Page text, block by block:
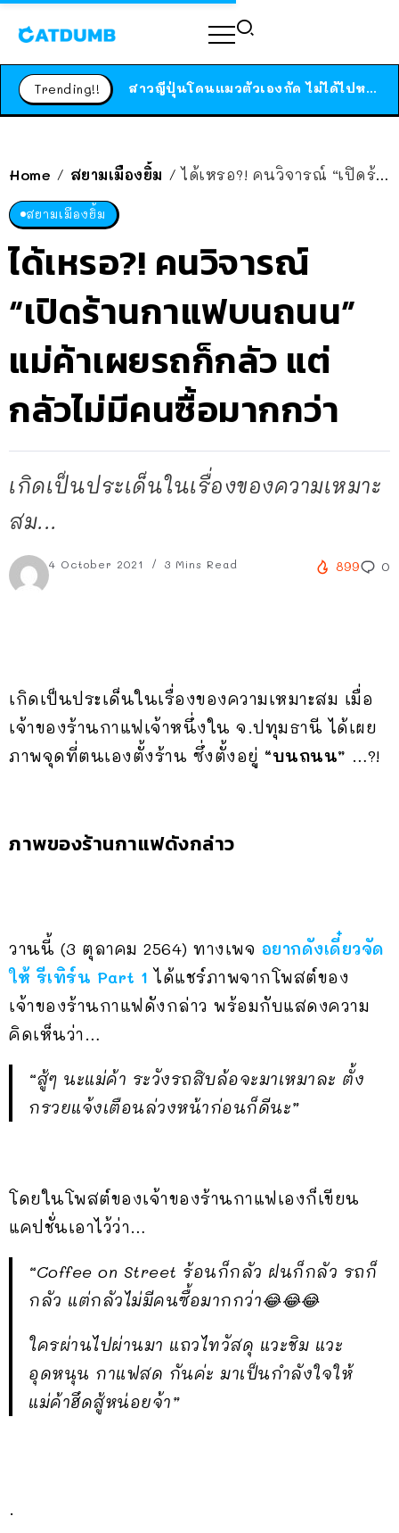
Trending!! ได้เวลาเด็กหนวดรวมตัว RF Online Next เปิดให้เล่นแล้ว เกม Sci-Fi MMORPG ระดับตำนาน เล่นได้ทั้งมือถือและ PC
สาวญี่ปุ่นโดนแมวตัวเองกัด ไม่ได้ไปหาหมอตั้งแต่เนิ่นๆ สุดท้ายขาบวม กลายเป็นโรคเนื้อเน่า เตือนทาสแมวทั้งหลายให้ระวัง
Home / สยามเมืองยิ้ม / ได้เหรอ?! คนวิจารณ์ “เปิดร้านกาแฟบนถนน” แม่ค้าเผยรถก็กลัว แต่กลัวไม่มีคนซื้อมากกว่า
สยามเมืองยิ้ม
ได้เหรอ?! คนวิจารณ์
“เปิดร้านกาแฟบนถนน”
แม่ค้าเผยรถก็กลัว แต่
กลัวไม่มีคนซื้อมากกว่า
เกิดเป็นประเด็นในเรื่องของความเหมาะ
สม...
4 October 2021 3 Mins Read 899 0
เกิดเป็นประเด็นในเรื่องของความเหมาะสม เมื่อ
เจ้าของร้านกาแฟเจ้าหนึ่งใน จ.ปทุมธานี ได้เผย
ภาพจุดที่ตนเองตั้งร้าน ซึ่งตั้งอยู่ “บนถนน” …?!
ภาพของร้านกาแฟดังกล่าว
วานนี้ (3 ตุลาคม 2564) ทางเพจ อยากดังเดี๋ยวจัด
ให้ รีเทิร์น Part 1 ได้แชร์ภาพจากโพสต์ของ
เจ้าของร้านกาแฟดังกล่าว พร้อมกับแสดงความ
คิดเห็นว่า…
“สู้ๆ นะแม่ค้า ระวังรถสิบล้อจะมาเหมาละ ตั้ง
กรวยแจ้งเตือนล่วงหน้าก่อนก็ดีนะ”
โดยในโพสต์ของเจ้าของร้านกาแฟเองก็เขียน
แคปชั่นเอาไว้ว่า…
“Coffee on Street ร้อนก็กลัว ฝนก็กลัว รถก็
กลัว แต่กลัวไม่มีคนซื้อมากกว่า😂😂😂
ใครผ่านไปผ่านมา แถวไทวัสดุ แวะชิม แวะ
อุดหนุน กาแฟสด กันค่ะ มาเป็นกำลังใจให้
แม่ค้าฮึดสู้หน่อยจ้า”
.